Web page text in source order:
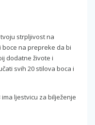
strpljivost na
na prepreke da bi
dodatne živote i
svih 20 stilova boca i
ima ljestvicu za bilježenje